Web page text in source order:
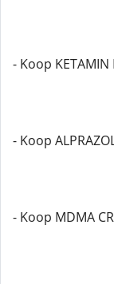
- Koop KETAMIN
- Koop
- Koop MDMA